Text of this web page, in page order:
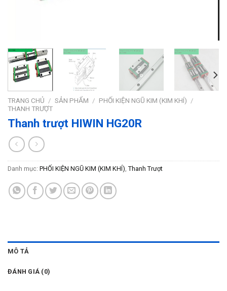
TRANG CHỦ / SẢN PHẨM / PHỐI KIỆN NGŨ KIM (KIM KHÍ) /
THANH TRƯỢT
Thanh trượt HIWIN HG20R
Danh mục: PHỐI KIỆN NGŨ KIM (KIM KHÍ) Thanh Trượt
MÔ TẢ
ĐÁNH GIÁ (0)